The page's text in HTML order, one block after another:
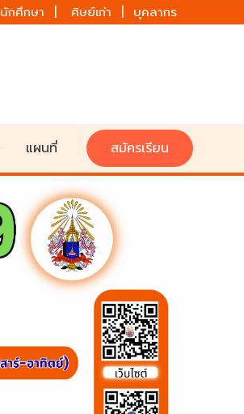
นักศึกษา | ศิษย์เก่า | บุคลากร
แผนที่ สมัครเรียน